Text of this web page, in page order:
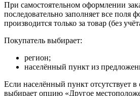
При самостоятельном оформлении
последовательно заполняет все поля
производится только за товар (без
Покупатель выбирает:
регион;
населённый пункт из
Если населённый пункт отсутствует в
выбирает опцию «Другое